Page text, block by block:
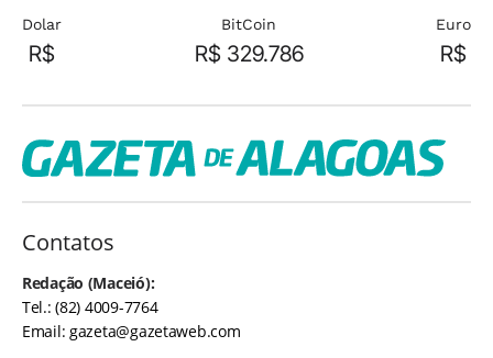
Dolar
R$
BitCoin
R$ 329.786
Euro
R$
Contatos
Redação (Maceió):
Tel.: (82) 4009-7764
Email:gazeta@gazetaweb.com